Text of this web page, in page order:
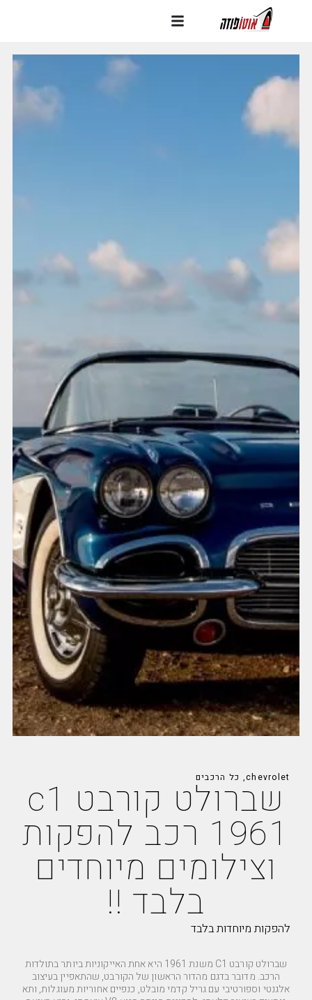
chevrolet
, כל הרכבים שברולט קורבט c1
1961 רכב להפקות
וצילומים מיוחדים
בלבד !!
להפקות מיוחדות בלבד
שברולט קורבט C1 משנת 1961 היא אחת האייקוניות ביותר בתולדות
הרכב. מדובר בדגם מהדור הראשון של הקורבט, שהתאפיין בעיצוב
אלגנטי וספורטיבי עם גריל קדמי מובלט, כנפיים אחוריות מעוגלות, ותא